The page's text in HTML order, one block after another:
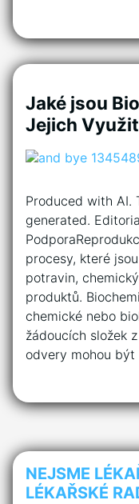
Jaké jsou
Jejich
Produced with
generated.
procesy, které
potravin,
produktů.
chemické nebo
žádoucích složek
odvery mohou
NEJSME
LÉKAŘSKÉ